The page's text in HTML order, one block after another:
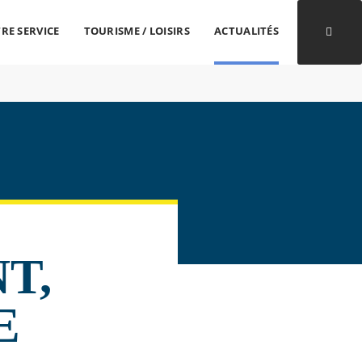
SERVICE TOURISME / LOISIRS ACTUALITÉS